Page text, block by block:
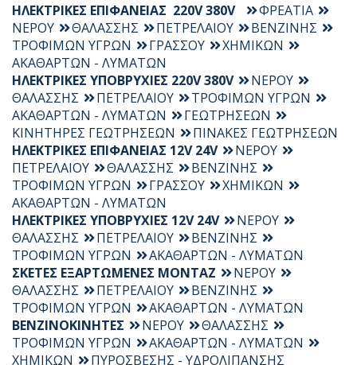
ΗΛΕΚΤΡΙΚΕΣ ΕΠΙΦΑΝΕΙΑΣ 220V 380V
ΦΡΕΑΤΙΑ
ΝΕΡΟΥ
ΘΑΛΑΣΣΗΣ ΠΕΤΡΕΛΑΙΟΥ
ΒΕΝΖΙΝΗΣ
ΤΡΟΦΙΜΩΝ ΥΓΡΩΝ
ΓΡΑΣΣΟΥ
ΧΗΜΙΚΩΝ
ΑΚΑΘΑΡΤΩΝ - ΛΥΜΑΤΩΝ
ΗΛΕΚΤΡΙΚΕΣ ΥΠΟΒΡΥΧΙΕΣ 220V 380V
ΝΕΡΟΥ
ΘΑΛΑΣΣΗΣ
ΠΕΤΡΕΛΑΙΟΥ
ΤΡΟΦΙΜΩΝ ΥΓΡΩΝ
ΑΚΑΘΑΡΤΩΝ - ΛΥΜΑΤΩΝ
ΓΕΩΤΡΗΣΕΩΝ
ΚΙΝΗΤΗΡΕΣ ΓΕΩΤΡΗΣΕΩΝ
ΠΙΝΑΚΕΣ ΓΕΩΤΡΗΣΕΩΝ
ΗΛΕΚΤΡΙΚΕΣ ΕΠΙΦΑΝΕΙΑΣ 12V 24V
ΝΕΡΟΥ
ΠΕΤΡΕΛΑΙΟΥ
ΘΑΛΑΣΣΗΣ
ΒΕΝΖΙΝΗΣ
ΤΡΟΦΙΜΩΝ ΥΓΡΩΝ
ΓΡΑΣΣΟΥ
ΧΗΜΙΚΩΝ
ΑΚΑΘΑΡΤΩΝ - ΛΥΜΑΤΩΝ
ΗΛΕΚΤΡΙΚΕΣ ΥΠΟΒΡΥΧΙΕΣ 12V 24V
ΝΕΡΟΥ
ΘΑΛΑΣΣΗΣ
ΠΕΤΡΕΛΑΙΟΥ
ΒΕΝΖΙΝΗΣ
ΤΡΟΦΙΜΩΝ ΥΓΡΩΝ
ΑΚΑΘΑΡΤΩΝ - ΛΥΜΑΤΩΝ
ΣΚΕΤΕΣ ΕΞΑΡΤΩΜΕΝΕΣ ΜΟΝΤΑΖ
ΝΕΡΟΥ
ΘΑΛΑΣΣΗΣ
ΠΕΤΡΕΛΑΙΟΥ
ΒΕΝΖΙΝΗΣ
ΤΡΟΦΙΜΩΝ ΥΓΡΩΝ
ΑΚΑΘΑΡΤΩΝ - ΛΥΜΑΤΩΝ
ΒΕΝΖΙΝΟΚΙΝΗΤΕΣ
ΝΕΡΟΥ
ΘΑΛΑΣΣΗΣ
ΤΡΟΦΙΜΩΝ ΥΓΡΩΝ
ΑΚΑΘΑΡΤΩΝ - ΛΥΜΑΤΩΝ
ΧΗΜΙΚΩΝ
ΠΥΡΟΣΒΕΣΗΣ - ΥΔΡΟΛΙΠΑΝΣΗΣ